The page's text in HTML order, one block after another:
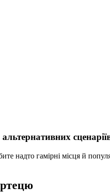
надто гамірні місця й